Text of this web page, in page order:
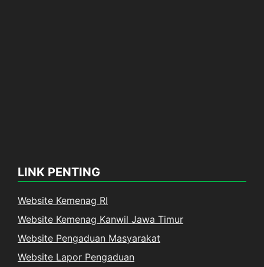
LINK PENTING
Website Kemenag RI
Website Kemenag Kanwil Jawa Timur
Website Pengaduan Masyarakat
Website Lapor Pengaduan